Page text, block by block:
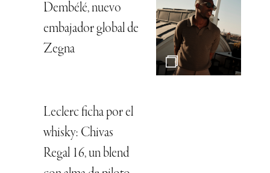
Dembélé, nuevo
embajador global de
Zegna
Leclerc ficha por el
whisky: Chivas
Regal 16, un blend